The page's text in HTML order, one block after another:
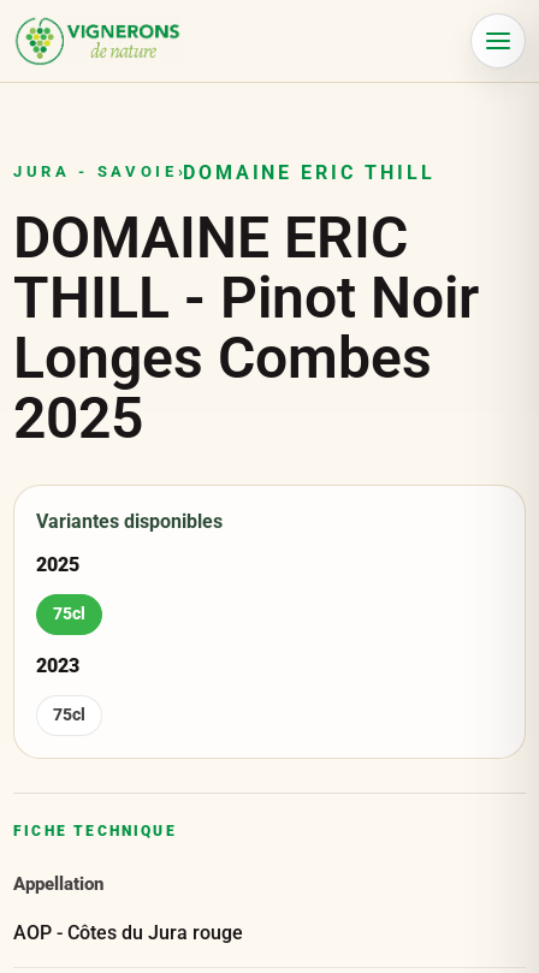
Menu
JURA - SAVOIE ›DOMAINE ERIC THILL
DOMAINE ERIC
THILL - Pinot Noir
Longes Combes
2025
Variantes disponibles
2025
75cl
2023
75cl
FICHE TECHNIQUE
Appellation
AOP - Côtes du Jura rouge
Panneau de gestion des cookies